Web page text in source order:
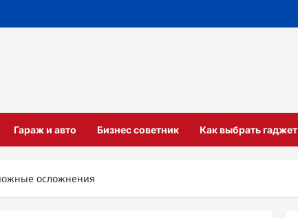
Гараж и авто Бизнес советник Как выбрать гаджет
осложнения